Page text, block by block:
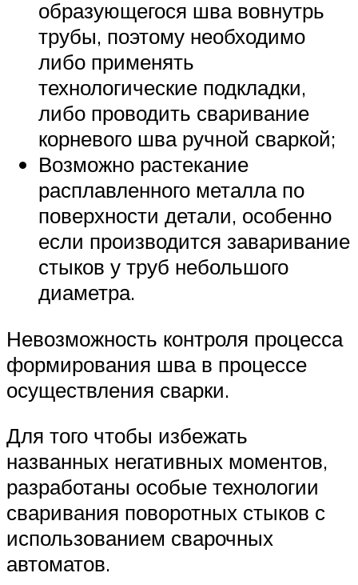
образующегося шва вовнутрь
трубы, поэтому необходимо
либо применять
технологические подкладки,
либо проводить сваривание
корневого шва ручной сваркой;
Возможно растекание
расплавленного металла по
поверхности детали, особенно
если производится заваривание
стыков у труб небольшого
диаметра.
Невозможность контроля процесса
формирования шва в процессе
осуществления сварки.
Для того чтобы избежать
названных негативных моментов,
разработаны особые технологии
сваривания поворотных стыков с
использованием сварочных
автоматов.